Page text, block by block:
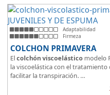
Adaptabilidad
Firmeza
COLCHON PRIMAVERA
Elcolchón viscoelástico modelo
la viscoelástica con el tratamiento
facilitar la transpiración.
Según medida del colchón